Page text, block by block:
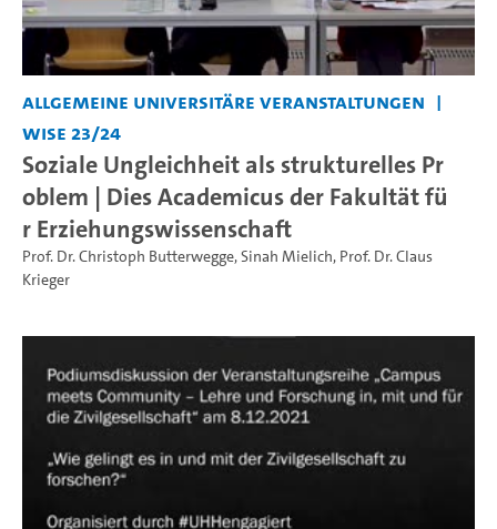
Allgemeine universitäre Veranstaltungen
WiSe 23/24
Soziale Ungleichheit als strukturelles Pr
oblem | Dies Academicus der Fakultät fü
r Erziehungswissenschaft
Prof. Dr. Christoph Butterwegge,Sinah Mielich, Prof. Dr. Claus
Krieger